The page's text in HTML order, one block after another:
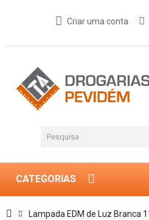
Criar uma conta
CATEGORIAS
Lampada EDM de Luz Branca